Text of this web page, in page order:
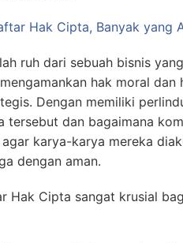
Hak Cipta, Banyak yang
ruh dari sebuah bisnis
hak moral dan
Dengan memiliki
dan bagaimana
karya-karya mereka
dengan aman.
Hak Cipta sangat krusial